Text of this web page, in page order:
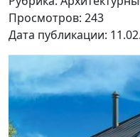
Просмотров: 243
Дата публикации: